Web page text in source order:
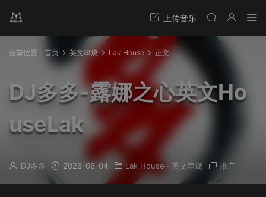
当前位置： 首页 英文串烧 Lak House 正文
DJ多多-露娜之心英文Ho
useLak
DJ多多 2026-06-04 Lak House · 英文串烧 推广